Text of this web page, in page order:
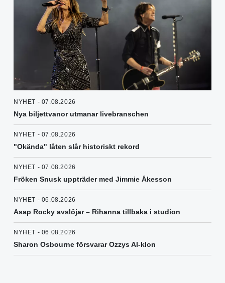
NYHET - 07.08.2026
Nya biljettvanor utmanar livebranschen
NYHET - 07.08.2026
"Okända" låten slår historiskt rekord
NYHET - 07.08.2026
Fröken Snusk uppträder med Jimmie Åkesson
NYHET - 06.08.2026
Asap Rocky avslöjar – Rihanna tillbaka i studion
NYHET - 06.08.2026
Sharon Osbourne försvarar Ozzys AI-klon